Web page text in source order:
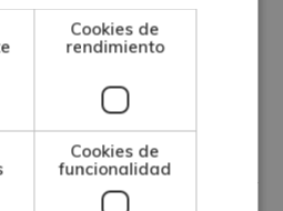
a un
anteriormente, los perros
socializados suelen mostrar
Cookies de
rendimiento
Cookies de
funcionalidad